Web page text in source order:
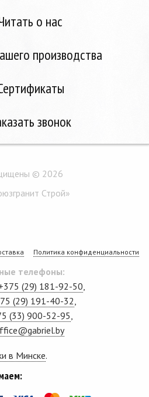
о нас
производства
звонок
© 2026
Строй»
Политика конфиденциальности
телефоны:
(29) 181-92-50
(29) 191-40-32
(33) 900-52-95
в Минске.